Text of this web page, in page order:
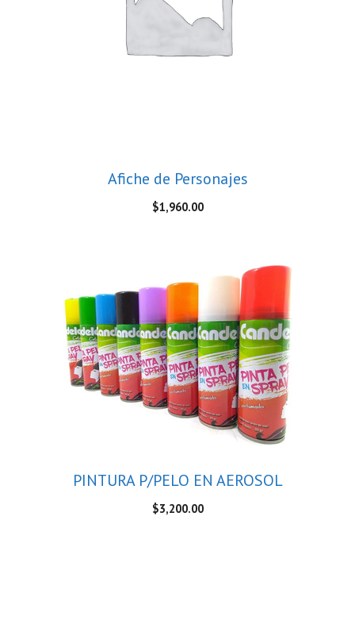
Afiche de Personajes
$1,960.00
PINTURA P/PELO EN AEROSOL
$3,200.00